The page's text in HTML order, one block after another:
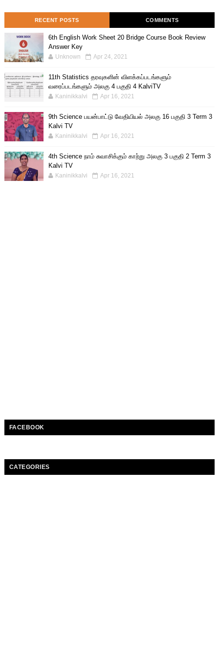
RECENT POSTS COMMENTS
6th English Work Sheet 20 Bridge Course Book Review
Answer Key
Unknown Apr 24, 2021
11th Statistics தரவுகளின் விளக்கப்படங்களும்
வரைப்படங்களும் அலகு 4 பகுதி 4 KalviTV
Kaninikkalvi Apr 16, 2021
9th Science பயன்பாட்டு வேதியியல் அலகு 16 பகுதி 3 Term 3
Kalvi TV
Kaninikkalvi Apr 16, 2021
4th Science நாம் சுவாசிக்கும் காற்று அலகு 3 பகுதி 2 Term 3
Kalvi TV
Kaninikkalvi Apr 16, 2021
FACEBOOK
CATEGORIES